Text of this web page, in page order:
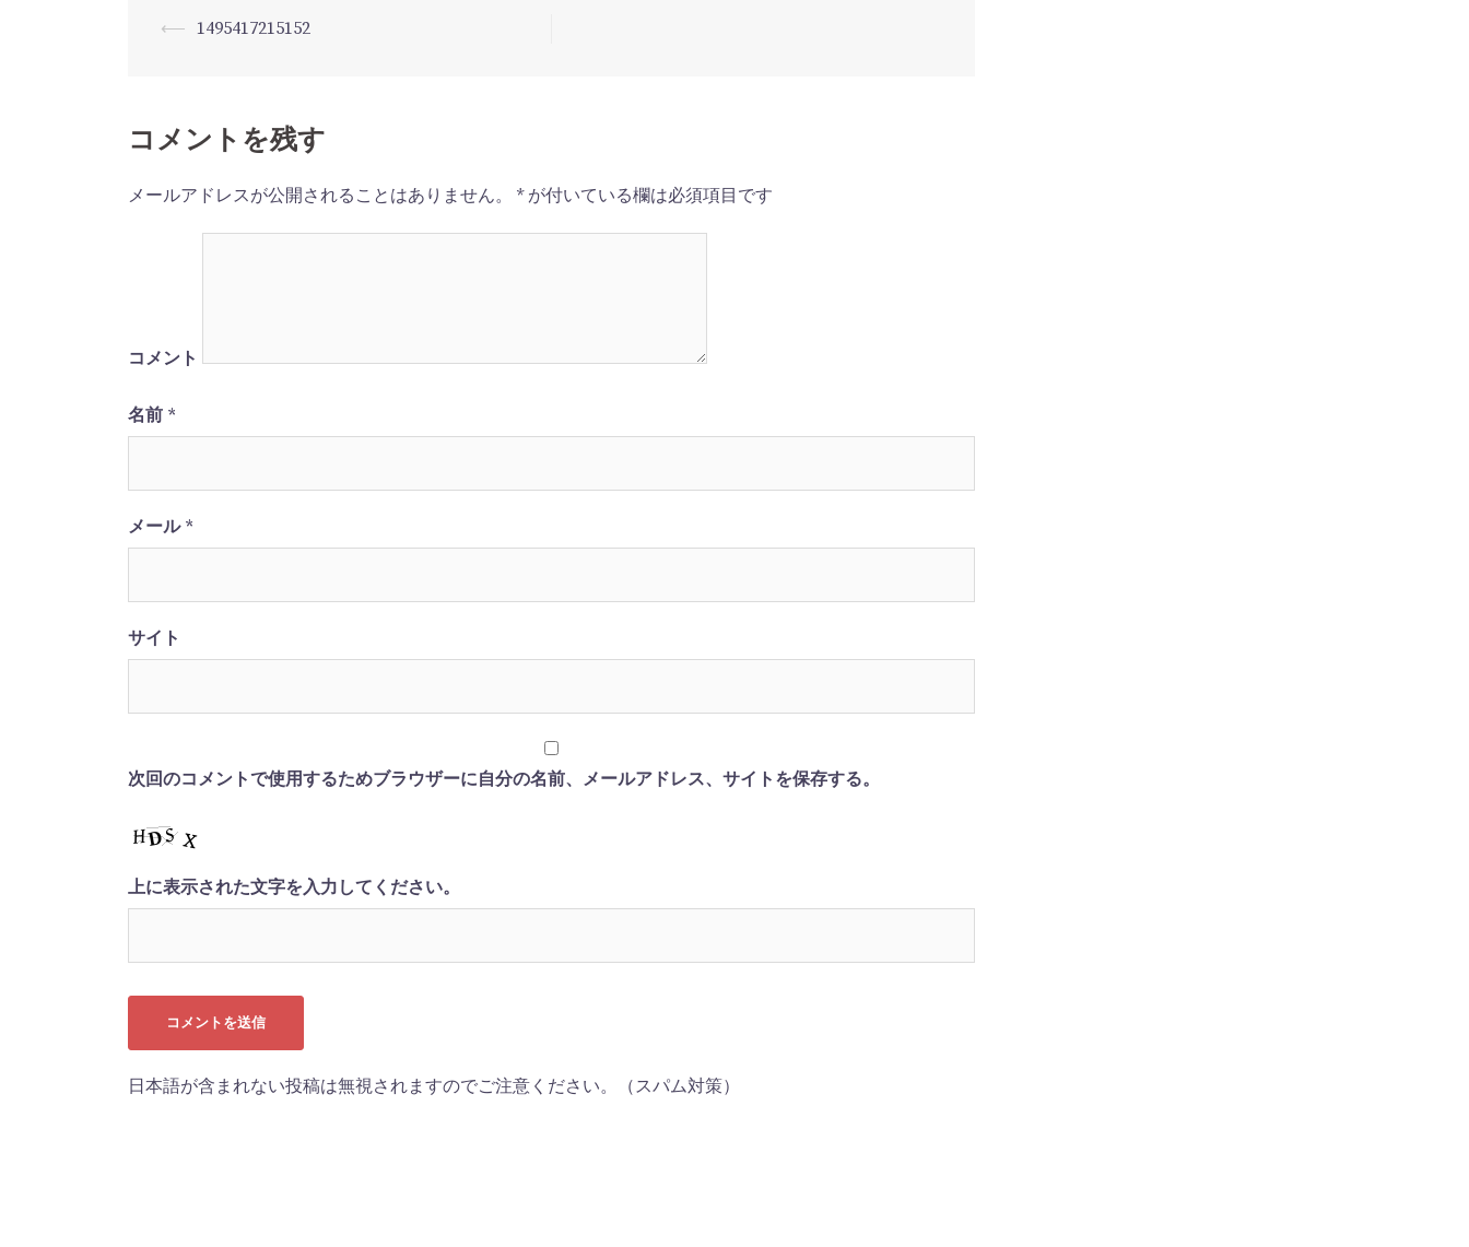
投
ナ
ビ
ゲ
シ
ョ
ン
⟵ 1495417215152
コメントを残す
メールアドレスが公開されることはありません。 *が付いている欄は必須項目です
コメント
名前 *
メール *
サイト
次回のコメントで使用するためブラウザーに自分の名前、メールアドレス、サイトを保存する。
上に表示された文字を入力してください。
日本語が含まれない投稿は無視されますのでご注意ください。（スパム対策）